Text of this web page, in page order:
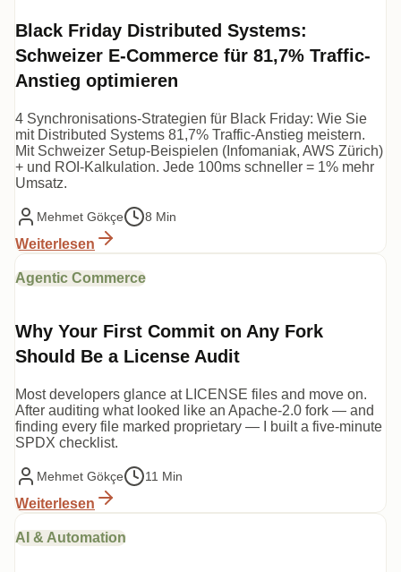
Black Friday Distributed Systems:
Schweizer E-Commerce für 81,7% Traffic-
Anstieg optimieren
4 Synchronisations-Strategien für Black Friday: Wie Sie
mit Distributed Systems 81,7% Traffic-Anstieg meistern.
Mit Schweizer Setup-Beispielen (Infomaniak, AWS Zürich)
+ und ROI-Kalkulation. Jede 100ms schneller = 1% mehr
Umsatz.
Mehmet Gökçe 8 Min
Weiterlesen
Agentic Commerce
Why Your First Commit on Any Fork
Should Be a License Audit
Most developers glance at LICENSE files and move on.
After auditing what looked like an Apache-2.0 fork — and
finding every file marked proprietary — I built a five-minute
SPDX checklist.
Mehmet Gökçe 11 Min
Weiterlesen
AI & Automation